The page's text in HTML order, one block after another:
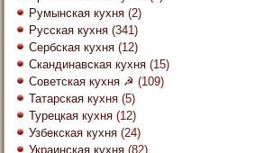
Румынская кухня (2)
Русская кухня (341)
Сербская кухня (12)
Скандинавская кухня (15)
Советская кухня ☭ (109)
Татарская кухня (5)
Турецкая кухня (12)
Узбекская кухня (24)
Украинская кухня (82)